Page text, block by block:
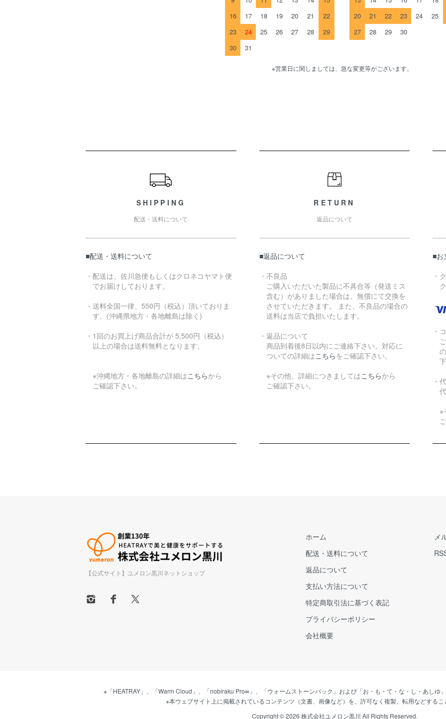
16
17 18 19 20 21
22
23
24 25 26 27 28
29
30
31
20
21 22 23 24 25
27
28 29 30
※営業日に関しましては、急な変更等がございます。
SHIPPING
配送・送料について
■配送・送料について
・配送は、佐川急便もしくはクロネコヤマト便
でお届けしております。
・送料全国一律、550円（税込）頂いておりま
す。(沖縄県地方・各地離島は除く)
・1回のお買上げ商品合計が 5,500円（税込）
以上の場合は送料無料となります。
※沖縄地方・各地離島の詳細はこちらから
ご確認下さい。
RETURN
返品について
■返品について
・不良品
ご購入いただいた製品に不具合等（発送ミス
含む）がありました場合は、無償にて交換を
させていただきます。 また、不良品の場合の
送料は当店で負担いたします。
・返品について
商品到着後8日以内にご連絡下さい。対応に
ついての詳細はこちら をご確認下さい。
※その他、詳細につきましてはこちらから
ご確認下さい。
■お
・
・
下
・
※
ご
【公式サイト】ユメロン黒川ネットショップ
ホーム
配送・送料について
返品について
支払い方法について
特定商取引法に基づく表記
プライバシーポリシー
会社概要
メ
※「HEATRAY」、「Warm Cloud」、「nobiraku Pro∞」、「ウォームストーンパック」および「お・も・て・な・し・あしゆ
※本ウェブサイト上に掲載されているコンテンツ（文書、画像など）を、許可なく複製、転用などするこ
Copyright © 2026 株式会社ユメロン黒川 All Rights Reserved.